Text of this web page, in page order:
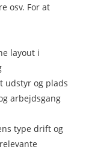
osv. For at
layout i
udstyr og plads
arbejdsgang
type drift og